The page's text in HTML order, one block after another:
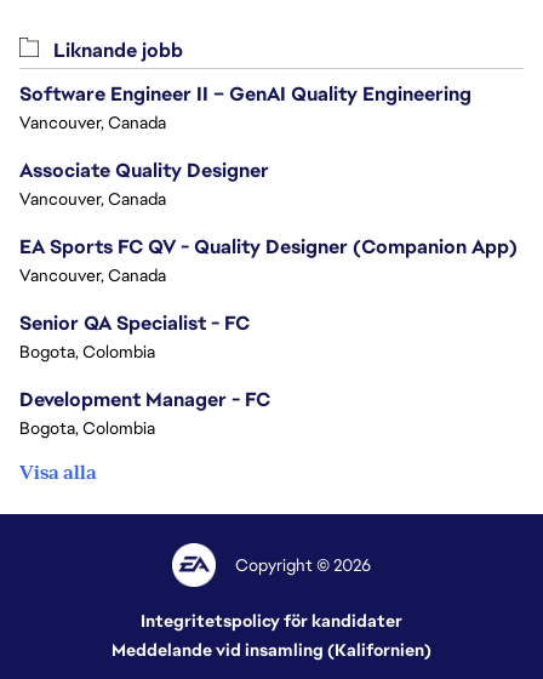
Liknande jobb
Software Engineer II – GenAI Quality Engineering
Vancouver, Canada
Associate Quality Designer
Vancouver, Canada
EA Sports FC QV - Quality Designer (Companion App)
Vancouver, Canada
Senior QA Specialist - FC
Bogota, Colombia
Development Manager - FC
Bogota, Colombia
Visa alla
Copyright © 2026
Integritetspolicy för kandidater
Meddelande vid insamling (Kalifornien)